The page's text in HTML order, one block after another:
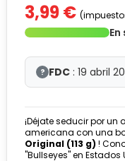
3,99 €
? FDC : 19 abril
¡Déjate seducir por
americana con una
Original (113 g) !
"Bullseyes" en